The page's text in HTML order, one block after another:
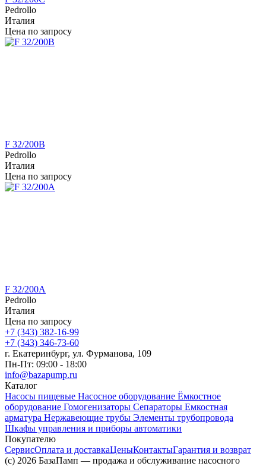
Pedrollo
Италия
Цена по запросу
F 32/200B
Pedrollo
Италия
Цена по запросу
F 32/200A
Pedrollo
Италия
Цена по запросу
+7 (343) 382-16-99
+7 (343) 346-73-‬60
г. Екатеринбург, ул. Фурманова, 109
Пн-Пт: 09:00 - 18:00
info@bazapump.ru
Каталог
Насосы пищевые Насосное оборудование Ёмкостное
оборудование Гомогенизаторы Сепараторы Емкостная
арматура Нержавеющие трубы Элементы трубопровода
Шкафы управления и приборы автоматики
Покупателю
СервисОплата и доставкаЦеныКонтактыГарантия и возврат
(c) 2026 БазаПамп — продажа и обслуживание насосного